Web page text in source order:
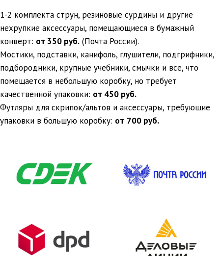
1-2 комплекта струн, резиновые сурдины и другие
нехрупкие аксессуары, помещающиеся в бумажный
конверт: от 350 руб. (Почта России).
Мостики, подставки, канифоль, глушители, подгрифники,
подбородники, крупные учебники, смычки и все, что
помещается в небольшую коробку, но требует
качественной упаковки: от 450 руб.
Футляры для скрипок/альтов и аксессуары, требующие
упаковки в большую коробку: от 700 руб.